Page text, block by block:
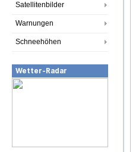
Satellitenbilder
Warnungen
Schneehöhen
Wetter-Radar